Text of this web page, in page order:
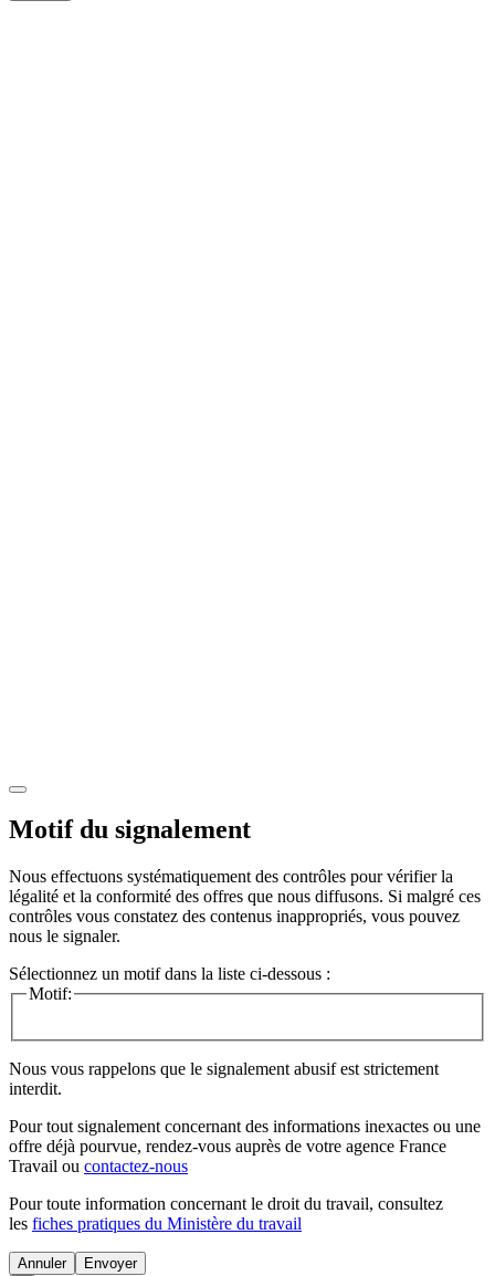
Motif du signalement
Nous effectuons systématiquement des contrôles pour vérifier la
légalité et la conformité des offres que nous diffusons. Si malgré ces
contrôles vous constatez des contenus inappropriés, vous pouvez
nous le signaler.
Sélectionnez un motif dans la liste ci-dessous :
Motif:
Nous vous rappelons que le signalement abusif est strictement
interdit.
Pour tout signalement concernant des informations inexactes ou une
offre déjà pourvue, rendez-vous auprès de votre agence France
Travail ou contactez-nous
Pour toute information concernant le droit du travail, consultez
les fiches pratiques du Ministère du travail
Annuler